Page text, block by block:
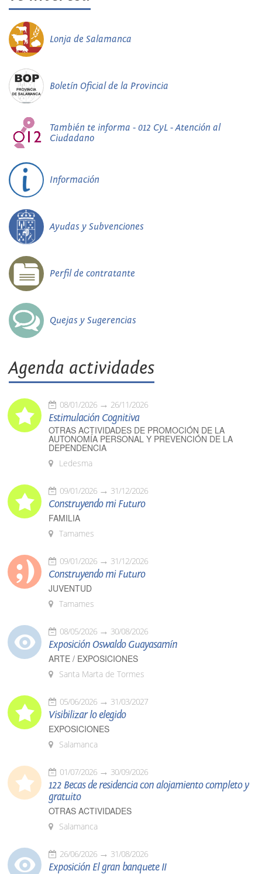
Lonja de Salamanca
Boletín Oficial de la Provincia
También te informa - 012 CyL - Atención al
Ciudadano
Información
Ayudas y Subvenciones
Perfil de contratante
Quejas y Sugerencias
Agenda actividades
08/01/2026 26/11/2026
Estimulación Cognitiva
OTRAS ACTIVIDADES DE PROMOCIÓN DE LA
AUTONOMÍA PERSONAL Y PREVENCIÓN DE LA
DEPENDENCIA
Ledesma
09/01/2026 31/12/2026
Construyendo mi Futuro
FAMILIA
Tamames
09/01/2026 31/12/2026
Construyendo mi Futuro
JUVENTUD
Tamames
08/05/2026 30/08/2026
Exposición Oswaldo Guayasamín
ARTE / EXPOSICIONES
Santa Marta de Tormes
05/06/2026 31/03/2027
Visibilizar lo elegido
EXPOSICIONES
Salamanca
01/07/2026 30/09/2026
122 Becas de residencia con alojamiento completo y
gratuito
OTRAS ACTIVIDADES
Salamanca
26/06/2026 31/08/2026
Exposición El gran banquete II